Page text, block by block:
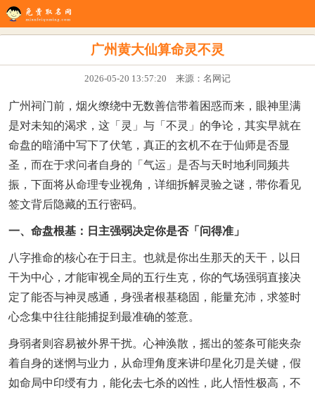
八字配对 在线起名 姓名测试
广州黄大仙算命灵不灵
2026-05-20 13:57:20 来源：名网记
广州祠门前，烟火缭绕中无数善信带着困惑而来，眼神里满
是对未知的渴求，这「灵」与「不灵」的争论，其实早就在
命盘的暗涌中写下了伏笔，真正的玄机不在于仙师是否显
圣，而在于求问者自身的「气运」是否与天时地利同频共
振，下面将从命理专业视角，详细拆解灵验之谜，带你看见
签文背后隐藏的五行密码。
一、命盘根基：日主强弱决定你是否「问得准」
八字推命的核心在于日主。也就是你出生那天的天干，以日
干为中心，才能审视全局的五行生克，你的气场强弱直接决
定了能否与神灵感通，身强者根基稳固，能量充沛，求签时
心念集中往往能捕捉到最准确的签意。
身弱者则容易被外界干扰。心神涣散，摇出的签条可能夹杂
着自身的迷惘与业力，从命理角度来讲印星化刃是关键，假
如命局中印绶有力，能化去七杀的凶性，此人悟性极高，不